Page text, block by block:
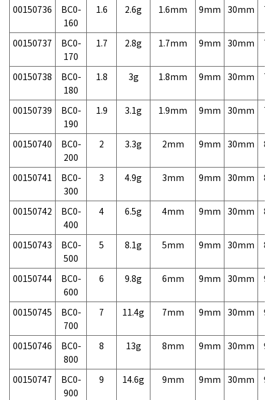
00150736
BC0-
160
1.6 2.6g 1.6mm 9mm 30mm
00150737
BC0-
170
1.7 2.8g 1.7mm 9mm 30mm
00150738
BC0-
180
1.8 3g 1.8mm 9mm 30mm
00150739
BC0-
190
1.9 3.1g 1.9mm 9mm 30mm
00150740
BC0-
200
2 3.3g 2mm 9mm 30mm
00150741
BC0-
300
3 4.9g 3mm 9mm 30mm
00150742
BC0-
400
4 6.5g 4mm 9mm 30mm
00150743
BC0-
500
5 8.1g 5mm 9mm 30mm
00150744
BC0-
600
6 9.8g 6mm 9mm 30mm
00150745
BC0-
700
7 11.4g 7mm 9mm 30mm
00150746
BC0-
800
8 13g 8mm 9mm 30mm
00150747
BC0-
900
9 14.6g 9mm 9mm 30mm